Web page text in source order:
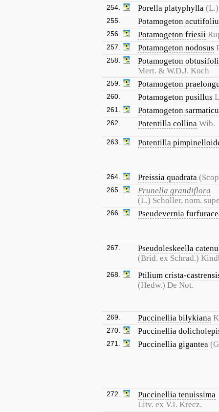
254. Porella platyphylla
255. Potamogeton
256. Potamogeton friesii
257. Potamogeton nodosus
258.
Potamogeton
Mert. & W.D.J. Koch
259. Potamogeton
260. Potamogeton pusillus
261. Potamogeton
262. Potentilla collina Wib.
263. Potentilla
264. Preissia quadrata
265.
Prunella grandiflora
(L.) Scholler, nom.
266. Pseudevernia
267.
Pseudoleskeella
(Brid. ex Schrad.)
268.
Ptilium crista-
(Hedw.) De Not.
269. Puccinellia bilykiana
270. Puccinellia
271. Puccinellia gigantea
272.
Puccinellia tenuissima
Litv. ex V.I. Krecz.